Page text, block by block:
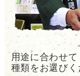
用途に合わせ
種類をお選びく